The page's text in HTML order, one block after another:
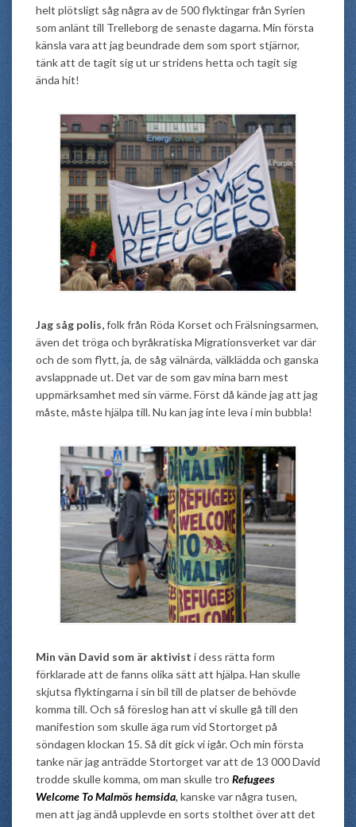
helt plötsligt såg några av de 500 flyktingar från Syrien
som anlänt till Trelleborg de senaste dagarna. Min första
känsla vara att jag beundrade dem som sport stjärnor,
tänk att de tagit sig ut ur stridens hetta och tagit sig
ända hit!
Jag såg polis,folk från Röda Korset och Frälsningsarmen,
även det tröga och byråkratiska Migrationsverket var där
och de som flytt, ja, de såg välnärda, välklädda och ganska
avslappnade ut. Det var de som gav mina barn mest
uppmärksamhet med sin värme. Först då kände jag att jag
måste, måste hjälpa till. Nu kan jag inte leva i min bubbla!
Min vän David som är aktivist i dess rätta form
förklarade att de fanns olika sätt att hjälpa. Han skulle
skjutsa flyktingarna i sin bil till de platser de behövde
komma till. Och så föreslog han att vi skulle gå till den
manifestion som skulle äga rum vid Stortorget på
söndagen klockan 15. Så dit gick vi igår. Och min första
tanke när jag anträdde Stortorget var att de 13 000 David
trodde skulle komma, om man skulle tro Refugees
Welcome To Malmös hemsida,kanske var några tusen,
men att jag ändå upplevde en sorts stolthet över att det